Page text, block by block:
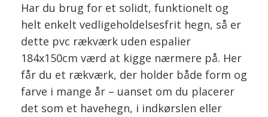
Har du brug for et solidt, funktionelt og
helt enkelt vedligeholdelsesfrit hegn, så er
dette pvc rækværk uden espalier
184x150cm værd at kigge nærmere på. Her
får du et rækværk, der holder både form og
farve i mange år – uanset om du placerer
det som et havehegn, i indkørslen eller